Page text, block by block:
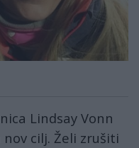
Lindsay Vonn
cilj. Želi zrušiti